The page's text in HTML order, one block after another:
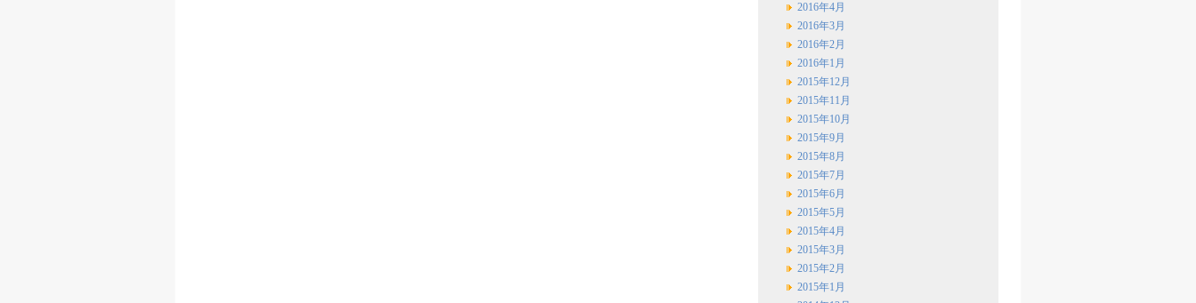
2016年4月
2016年3月
2016年2月
2016年1月
2015年12月
2015年11月
2015年10月
2015年9月
2015年8月
2015年7月
2015年6月
2015年5月
2015年4月
2015年3月
2015年2月
2015年1月